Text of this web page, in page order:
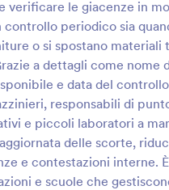
verificare le giacenze in
controllo periodico sia
o si spostano materiali
a dettagli come nome
e data del
responsabili di
e piccoli laboratori a
delle scorte,
e contestazioni interne.
e scuole che
Anteprima